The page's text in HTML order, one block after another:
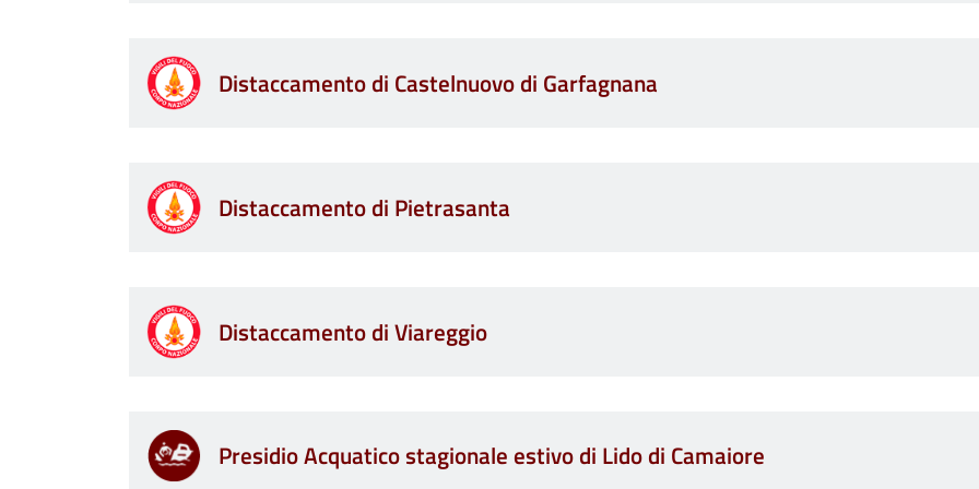
Distaccamento di Castelnuovo di Garfagnana
Distaccamento di Pietrasanta
Distaccamento di Viareggio
Presidio Acquatico stagionale estivo di Lido di Camaiore